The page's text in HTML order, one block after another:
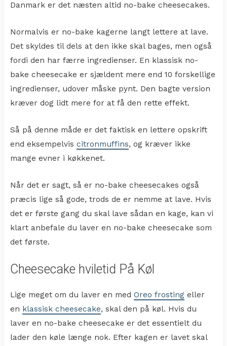
Danmark er det næsten altid no-bake cheesecakes.
Normalvis er no-bake kagerne langt lettere at lave.
Det skyldes til dels at den ikke skal bages, men også
fordi den har færre ingredienser. En klassisk no-
bake cheesecake er sjældent mere end 10 forskellige
ingredienser, udover måske pynt. Den bagte version
kræver dog lidt mere for at få den rette effekt.
Så på denne måde er det faktisk en lettere opskrift
end eksempelviscitronmuffins, og kræver ikke
mange evner i køkkenet.
Når det er sagt, så er no-bake cheesecakes også
præcis lige så gode, trods de er nemme at lave. Hvis
det er første gang du skal lave sådan en kage, kan vi
klart anbefale du laver en no-bake cheesecake som
det første.
Cheesecake hviletid På Køl
Lige meget om du laver en medOreo frosting eller
en klassisk cheesecake, skal den på køl. Hvis du
laver en no-bake cheesecake er det essentielt du
lader den køle længe nok. Efter kagen er lavet skal